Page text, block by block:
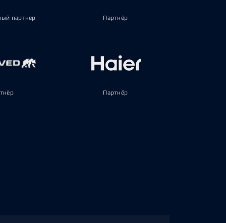
партнёр Партнёр
Партнёр